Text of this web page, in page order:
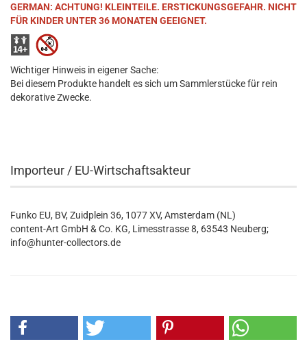
GERMAN: ACHTUNG! KLEINTEILE. ERSTICKUNGSGEFAHR. NICHT
FÜR KINDER UNTER 36 MONATEN GEEIGNET.
Wichtiger Hinweis in eigener Sache:
Bei diesem Produkte handelt es sich um Sammlerstücke für rein
dekorative Zwecke.
Importeur / EU-Wirtschaftsakteur
Funko EU, BV, Zuidplein 36, 1077 XV, Amsterdam (NL)
content-Art GmbH & Co. KG, Limesstrasse 8, 63543 Neuberg;
info@hunter-collectors.de